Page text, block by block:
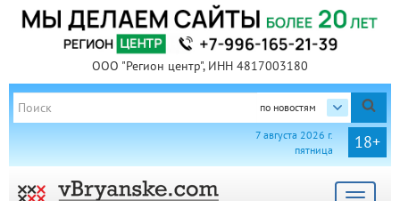
ООО "Регион центр", ИНН 4817003180
по новостям
18+
7 августа 2026 г.
пятница